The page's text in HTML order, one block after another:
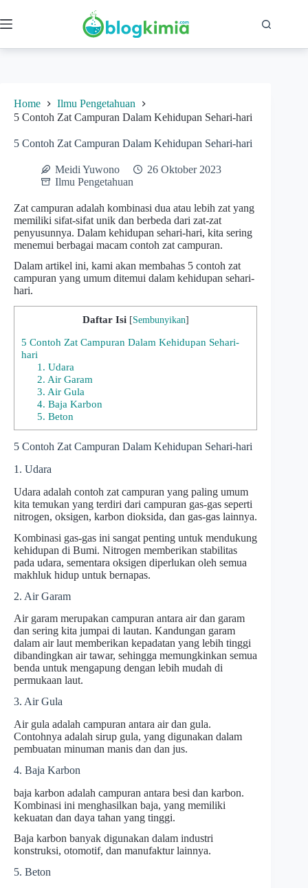
to
content
Home
Ilmu Pengetahuan
5 Contoh Zat Campuran Dalam Kehidupan Sehari-hari
5 Contoh Zat Campuran Dalam Kehidupan Sehari-hari
Meidi Yuwono
26 Oktober 2023
Ilmu Pengetahuan
Zat campuran adalah kombinasi dua atau lebih zat yang
memiliki sifat-sifat unik dan berbeda dari zat-zat
penyusunnya. Dalam kehidupan sehari-hari, kita sering
menemui berbagai macam contoh zat campuran.
Dalam artikel ini, kami akan membahas 5 contoh zat
campuran yang umum ditemui dalam kehidupan sehari-
hari.
Daftar Isi [Sembunyikan]
5 Contoh Zat Campuran Dalam Kehidupan Sehari-
hari
1. Udara
2. Air Garam
3. Air Gula
4. Baja Karbon
5. Beton
5 Contoh Zat Campuran Dalam Kehidupan Sehari-hari
1. Udara
Udara adalah contoh zat campuran yang paling umum
kita temukan yang terdiri dari campuran gas-gas seperti
nitrogen, oksigen, karbon dioksida, dan gas-gas lainnya.
Kombinasi gas-gas ini sangat penting untuk mendukung
kehidupan di Bumi. Nitrogen memberikan stabilitas
pada udara, sementara oksigen diperlukan oleh semua
makhluk hidup untuk bernapas.
2. Air Garam
Air garam merupakan campuran antara air dan garam
dan sering kita jumpai di lautan. Kandungan garam
dalam air laut memberikan kepadatan yang lebih tinggi
dibandingkan air tawar, sehingga memungkinkan semua
benda untuk mengapung dengan lebih mudah di
permukaan laut.
3. Air Gula
Air gula adalah campuran antara air dan gula.
Contohnya adalah sirup gula, yang digunakan dalam
pembuatan minuman manis dan dan jus.
4. Baja Karbon
baja karbon adalah campuran antara besi dan karbon.
Kombinasi ini menghasilkan baja, yang memiliki
kekuatan dan daya tahan yang tinggi.
Baja karbon banyak digunakan dalam industri
konstruksi, otomotif, dan manufaktur lainnya.
5. Beton